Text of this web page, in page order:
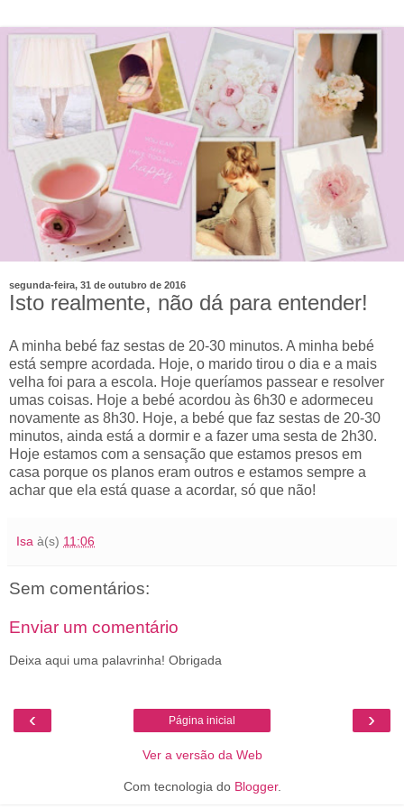
segunda-feira, 31 de outubro de 2016
Isto realmente, não dá para entender!
A minha bebé faz sestas de 20-30 minutos. A minha bebé
está sempre acordada. Hoje, o marido tirou o dia e a mais
velha foi para a escola. Hoje queríamos passear e resolver
umas coisas. Hoje a bebé acordou às 6h30 e adormeceu
novamente as 8h30. Hoje, a bebé que faz sestas de 20-30
minutos, ainda está a dormir e a fazer uma sesta de 2h30.
Hoje estamos com a sensação que estamos presos em
casa porque os planos eram outros e estamos sempre a
achar que ela está quase a acordar, só que não!
Isa à(s) 11:06
Sem comentários:
Enviar um comentário
Deixa aqui uma palavrinha! Obrigada
‹ ›
Página inicial
Ver a versão da Web
Com tecnologia do Blogger.